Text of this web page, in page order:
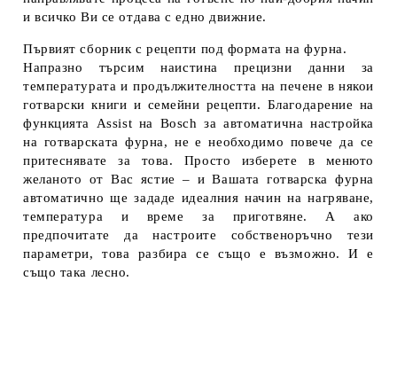
и всичко Ви се отдава с едно движние.
Първият сборник с рецепти под формата на фурна.
Напразно търсим наистина прецизни данни за
температурата и продължителността на печене в някои
готварски книги и семейни рецепти. Благодарение на
функцията Assist на Bosch за автоматична настройка
на готварската фурна, не е необходимо повече да се
притеснявате за това. Просто изберете в менюто
желаното от Вас ястие – и Вашата готварска фурна
автоматично ще зададе идеалния начин на нагряване,
температура и време за приготвяне. А ако
предпочитате да настроите собственоръчно тези
параметри, това разбира се също е възможно. И е
също така лесно.